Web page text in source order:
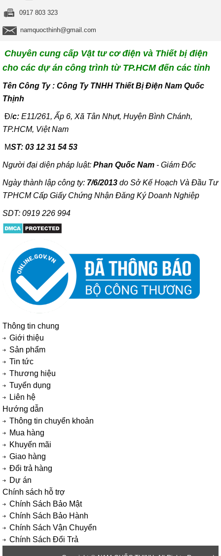
0917 803 323
namquocthinh@gmail.com
Chuyên cung cấp Vật tư cơ điện và Thiết bị điện
cho các dự án công trình từ TP.HCM đến các tỉnh
Tên Công Ty : Công Ty TNHH Thiết Bị Điện Nam Quốc
Thịnh
Đ/c: E11/261, Ấp 6, Xã Tân Nhựt, Huyện Bình Chánh,
TP.HCM, Việt Nam
MST: 03 12 31 54 53
Người đại diện pháp luật: Phan Quốc Nam - Giám Đốc
Ngày thành lập công ty: 7/6/2013 do Sở Kế Hoạch Và Đầu Tư
TPHCM Cấp Giấy Chứng Nhận Đăng Ký Doanh Nghiệp
SDT: 0919 226 994
Thông tin chung
Giới thiệu
Sản phẩm
Tin tức
Thương hiệu
Tuyển dụng
Liên hệ
Hướng dẫn
Thông tin chuyển khoản
Mua hàng
Khuyến mãi
Giao hàng
Đổi trả hàng
Dự án
Chính sách hỗ trợ
Chính Sách Bảo Mật
Chính Sách Bảo Hành
Chính Sách Vận Chuyển
Chính Sách Đổi Trả